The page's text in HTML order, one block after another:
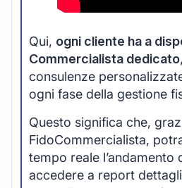
Qui, ogni cliente ha a
Commercialista dedicato
consulenze
ogni fase della gestione
Questo significa che,
FidoCommercialista,
tempo reale l’andamento
accedere a report